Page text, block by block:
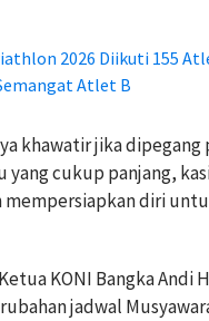
2026 Diikuti 155
Atlet B
khawatir jika dipegang
yang cukup panjang,
mempersiapkan diri
KONI Bangka Andi
jadwal